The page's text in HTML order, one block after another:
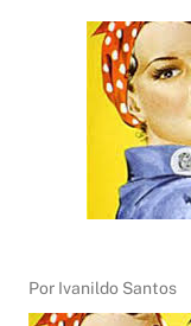
Por Ivanildo Santos